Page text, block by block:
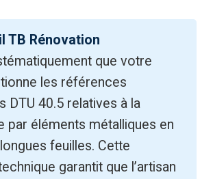
TB Rénovation
que votre
les références
DTU 40.5 relatives à la
par éléments métalliques en
feuilles. Cette
garantit que l’artisan